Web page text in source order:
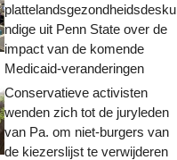
plattelandsgezondheidsdesku
ndige uit Penn State over de
impact van de komende
Medicaid-veranderingen
Conservatieve activisten
wenden zich tot de juryleden
van Pa. om niet-burgers van
de kiezerslijst te verwijderen